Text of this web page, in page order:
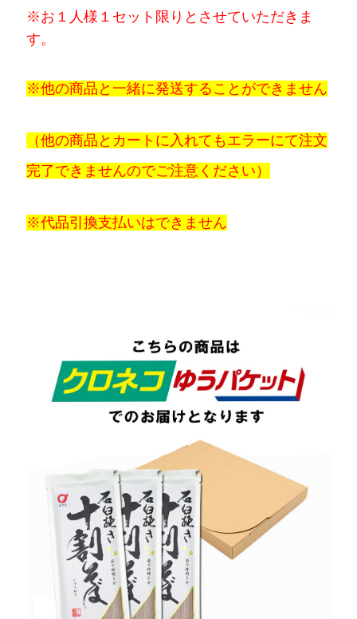
※お１人様１セット限りとさせていただきま
す。
※他の商品と一緒に発送することができません
（他の商品とカートに入れてもエラーにて注文
完了できませんのでご注意ください）
※代品引換支払いはできません